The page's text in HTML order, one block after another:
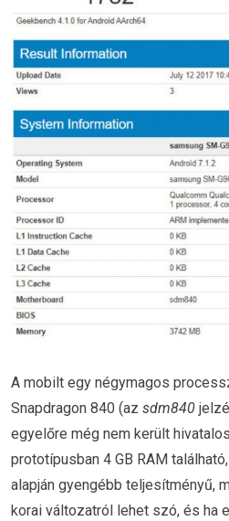
A mobilt egy négymagos
Snapdragon 840 (az sdm840
egyelőre még nem került
prototípusban 4 GB RAM
alapján gyengébb teljesítményű,
korai változatról lehet szó, és ha